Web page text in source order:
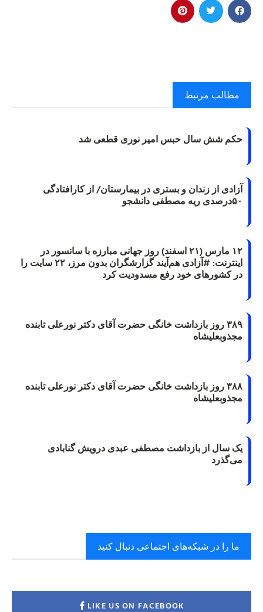
مطالب مرتبط
حکم شش سال حبس امیر نوری قطعی شد
آزادی از زندان و بستری در بیمارستان/ از کارافتادگی
۵۰درصدی ریه مصطفی دانشجو
۱۲ مارس (۲۱ اسفند) روز جهانی مبارزه با سانسور در
اینترنت: #آزادی هم‌آیند گزارشگران‌ بدون مرز، ۲۲ سایت را
در کشورهای خود رفع مسدودیت کرد
۳۸۹ روز بازداشت خانگی حضرت آقای دکتر نورعلی تابنده
مجذوبعلیشاه
۳۸۸ روز بازداشت خانگی حضرت آقای دکتر نورعلی تابنده
مجذوبعلیشاه
یک سال از بازداشت مصطفی عبدی درویش گنابادی
می‌گذرد
ما را در شبکه‌های اجتماعی دنبال کنید
LIKE US ON FACEBOOK